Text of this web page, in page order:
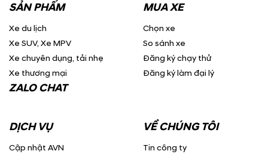
SẢN PHẨM
Xe du lịch
Xe SUV, Xe MPV
Xe chuyên dụng, tải nhẹ
Xe thương mại
ZALO CHAT
MUA XE
Chọn xe
So sánh xe
Đăng ký chạy thử
Đăng ký làm đại lý
DỊCH VỤ
Cập nhật AVN
VỀ CHÚNG TÔI
Tin công ty